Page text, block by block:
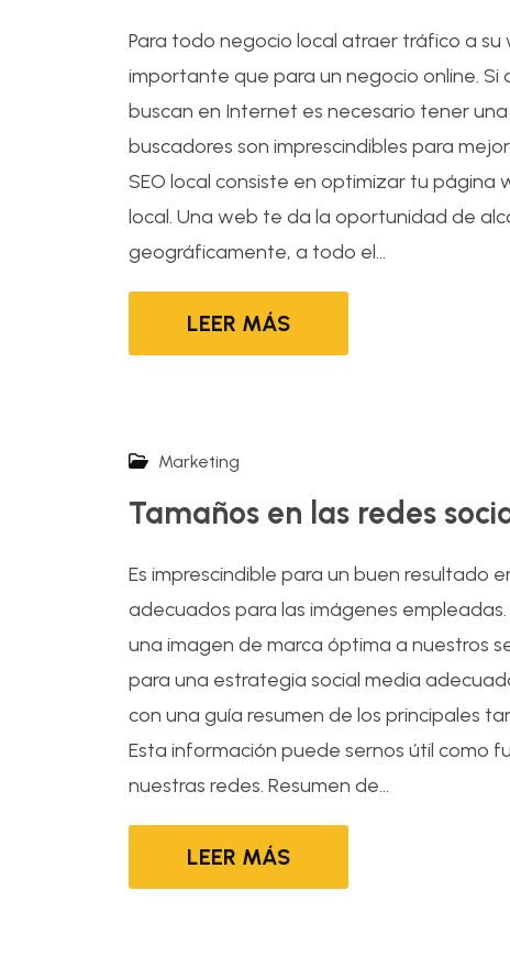
Para todo negocio local atraer tráfico a
importante que para un negocio online.
buscan en Internet es necesario tener
buscadores son imprescindibles para
SEO local consiste en optimizar tu
local. Una web te da la oportunidad de
geográficamente, a todo el...
LEER MÁS
Marketing
Tamaños en las redes
Es imprescindible para un buen resultado
adecuados para las imágenes
una imagen de marca óptima a nuestros
para una estrategia social media
con una guía resumen de los principales
Esta información puede sernos útil como
nuestras redes. Resumen de...
LEER MÁS